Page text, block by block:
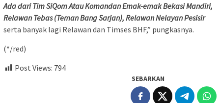
Ada dari Tim SiQom Atau Komandan Emak-emak Bekasi Mandiri,
Relawan Tebas (Teman Bang Sarjan), Relawan Nelayan Pesisir
serta banyak lagi Relawan dan Timses BHF,” pungkasnya.
(*/red)
Post Views: 794
SEBARKAN